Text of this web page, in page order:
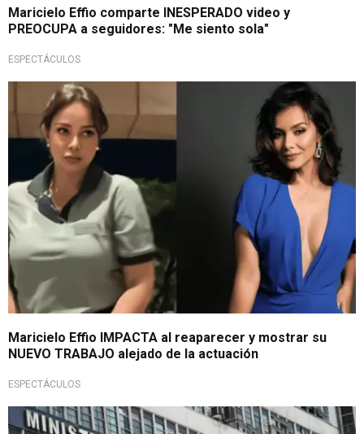
Maricielo Effio comparte INESPERADO video y
PREOCUPA a seguidores: "Me siento sola"
ESPECTÁCULOS
Causó sorpresa
Maricielo Effio IMPACTA al reaparecer y mostrar su
NUEVO TRABAJO alejado de la actuación
ESPECTÁCULOS
Acusada de usar arma blanca